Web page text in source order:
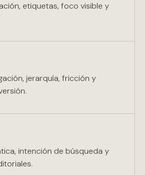
etiquetas, foco visible y
jerarquía, fricción y
intención de búsqueda y